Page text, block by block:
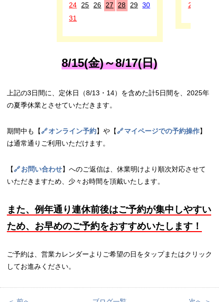
24
25 26 27 28 29 30
31
28
8/15(金)～8/17(日)
上記の3日間に、定休日（8/13・14）を含めた計5日間を、2025年
の夏季休業とさせていただきます。
期間中も【 オンライン予約】や【 マイページでの予約操作】
は通常通りご利用いただけます。
【 お問い合わせ】へのご返信は、休業明けより順次対応させて
いただきますため、少々お時間を頂戴いたします。
また、例年通り連休前後はご予約が集中しやすい
ため、お早めのご予約をおすすめいたします！
ご予約は、営業カレンダーよりご希望の日をタップまたはクリック
してお進みください。